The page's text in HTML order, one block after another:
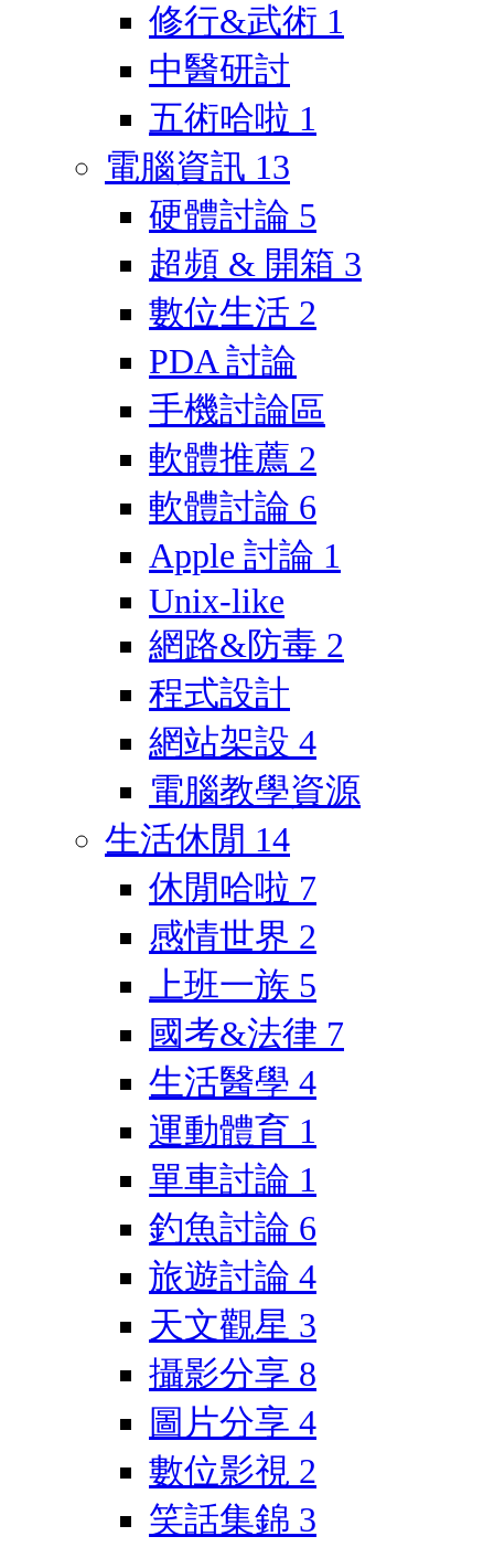
修行&武術 1
中醫研討
五術哈啦 1
電腦資訊 13
硬體討論 5
超頻 & 開箱 3
數位生活 2
PDA 討論
手機討論區
軟體推薦 2
軟體討論 6
Apple 討論 1
Unix-like
網路&防毒 2
程式設計
網站架設 4
電腦教學資源
生活休閒 14
休閒哈啦 7
感情世界 2
上班一族 5
國考&法律 7
生活醫學 4
運動體育 1
單車討論 1
釣魚討論 6
旅遊討論 4
天文觀星 3
攝影分享 8
圖片分享 4
數位影視 2
笑話集錦 3